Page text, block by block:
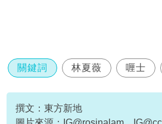
關鍵詞 林夏薇 喱士
撰文：東方新地